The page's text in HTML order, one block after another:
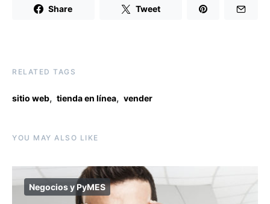
Share Tweet
RELATED TAGS
sitio web, tienda en línea, vender
YOU MAY ALSO LIKE
Negocios y PyMES